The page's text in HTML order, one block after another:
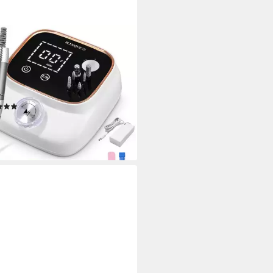
Pediküre-Set Profi
Nagelfräser
für Gelnägel, mit
(1)
€ UVP59,00 €
- in 3-4 Werktagen bei dir